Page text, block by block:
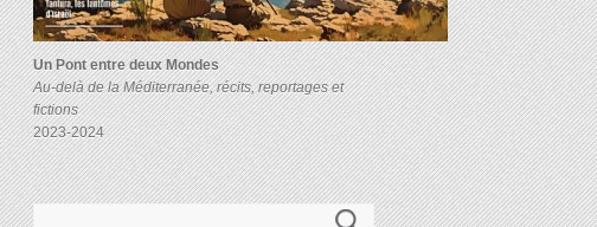
Un Pont entre deux Mondes
Au-delà de la Méditerranée, récits, reportages et
fictions
2023-2024